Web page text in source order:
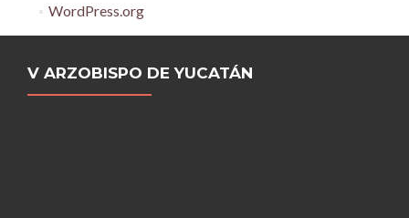
WordPress.org
V ARZOBISPO DE YUCATÁN